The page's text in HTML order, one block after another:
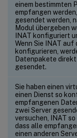
einem bestimmten
empfangen
gesendet werden,
Modul übergeben
INAT konfiguriert
Wenn Sie INAT auf
konfigurieren,
Datenpakete
gesendet.
Sie haben einen
einen Dienst so
empfangenen
zwei Server
versuchen, INAT
dass alle
einen anderen